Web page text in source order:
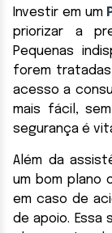
Investir em um
priorizar a
Pequenas
forem tratadas
acesso a
mais fácil,
segurança é
Além da
um bom plano
em caso de
de apoio.